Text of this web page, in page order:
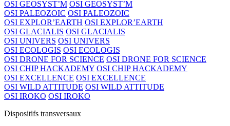
OSI GEOSYST’M OSI GEOSYST’M
OSI PALEOZOIC OSI PALEOZOIC
OSI EXPLOR’EARTH OSI EXPLOR’EARTH
OSI GLACIALIS OSI GLACIALIS
OSI UNIVERS OSI UNIVERS
OSI ECOLOGIS OSI ECOLOGIS
OSI DRONE FOR SCIENCE OSI DRONE FOR SCIENCE
OSI CHIP HACKADEMY OSI CHIP HACKADEMY
OSI EXCELLENCE OSI EXCELLENCE
OSI WILD ATTITUDE OSI WILD ATTITUDE
OSI IROKO OSI IROKO
Dispositifs transversaux